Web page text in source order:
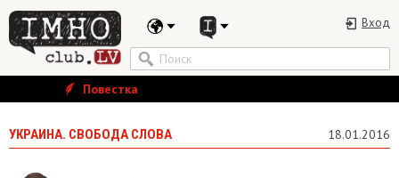
Вход
Повестка
УКРАИНА. СВОБОДА СЛОВА 18.01.2016